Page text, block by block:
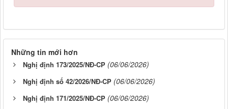
Những tin mới hơn
Nghị định 173/2025/NĐ-CP (06/06/2026)
Nghị định số 42/2026/NĐ-CP (06/06/2026)
Nghị định 171/2025/NĐ-CP (06/06/2026)